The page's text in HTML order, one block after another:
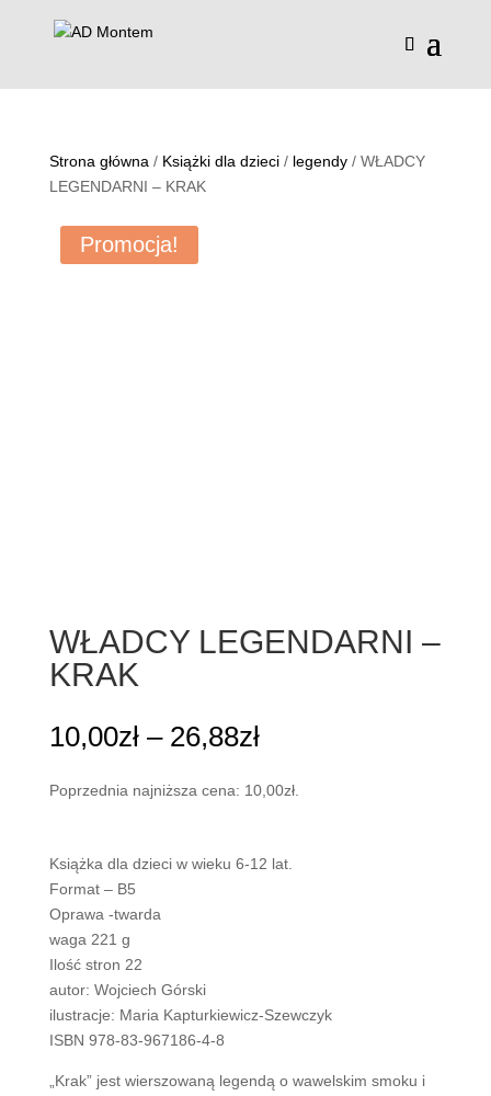
Strona główna / Książki dla dzieci/ legendy/ WŁADCY
LEGENDARNI – KRAK
Promocja!
WŁADCY LEGENDARNI –
KRAK
10,00zł – 26,88złZakres
od
26,88zł
Poprzednia najniższa cena: 10,00zł.
Książka dla dzieci w wieku 6-12 lat.
Format – B5
Oprawa -twarda
waga 221 g
Ilość stron 22
autor: Wojciech Górski
ilustracje: Maria Kapturkiewicz-Szewczyk
ISBN 978-83-967186-4-8
„Krak” jest wierszowaną legendą o wawelskim smoku i